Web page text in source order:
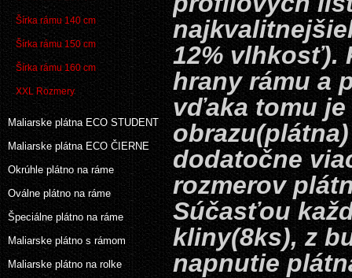
Šírka rámu 140 cm
Šírka rámu 150 cm
Šírka rámu 160 cm
XXL Rozmery
Maliarske plátna ECO STUDENT
Maliarske plátna ECO ČIERNE
Okrúhle plátno na ráme
Oválne plátno na ráme
Špeciálne plátno na ráme
Maliarske plátno s rámom
Maliarske plátno na rolke
12% vlhkosť).
hrany rámu a
vďaka tomu
dodatočne
rozmerov
Súčasťou
kliny(8ks), z
napnutie